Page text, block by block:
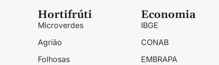
Hortifrúti
Microverdes
Agrião
Folhosas
Economia
IBGE
CONAB
EMBRAPA